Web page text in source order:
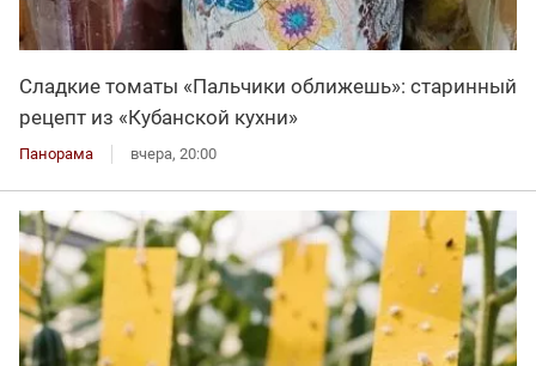
Сладкие томаты «Пальчики оближешь»: старинный
рецепт из «Кубанской кухни»
Панорама вчера, 20:00